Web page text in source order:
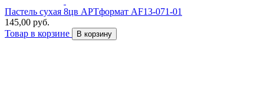
Пастель сухая 8цв АРТформат AF13-071-01
145,00 руб.
Товар в корзине
В корзину